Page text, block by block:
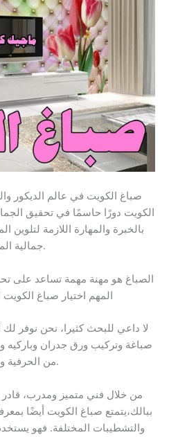
صباغ الكويت في عالم الديكور
الكويت دورًا حاسمًا في تحقيق
بالخبرة والمهارة اللازمة
جمالية المكان.
الصباغ هو مهنة مهمة تساعد على
المهم اختيار صباغ
لا داعي للبحث كثيرا، نحن نوفر
صباغة وتركيب ورق جدران
من الحرفية والمهارة.
من خلال فني متميز ومدرب،
ببالك،يتمتع صباغ الكويت أيضًا
والتشطيبات المختلفة. فهو